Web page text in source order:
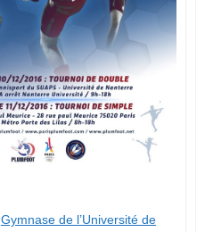
Gymnase de l’Université de